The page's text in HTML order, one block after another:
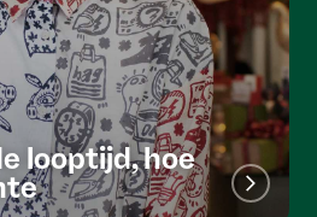
looptijd, hoe